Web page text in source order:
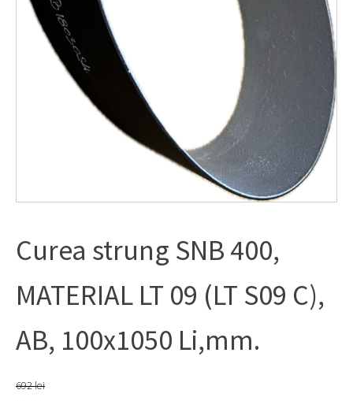
Curea strung SNB 400,
MATERIAL LT 09 (LT S09 C),
AB, 100x1050 Li,mm.
692lei